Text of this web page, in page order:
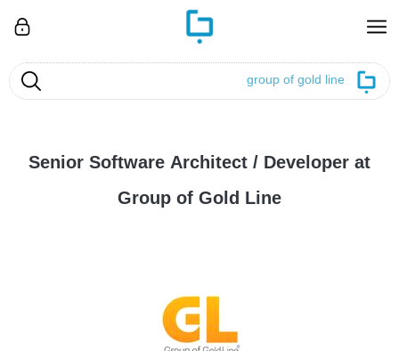
ورود
جست و
Senior Software Architect / Developer at
Group of Gold Line